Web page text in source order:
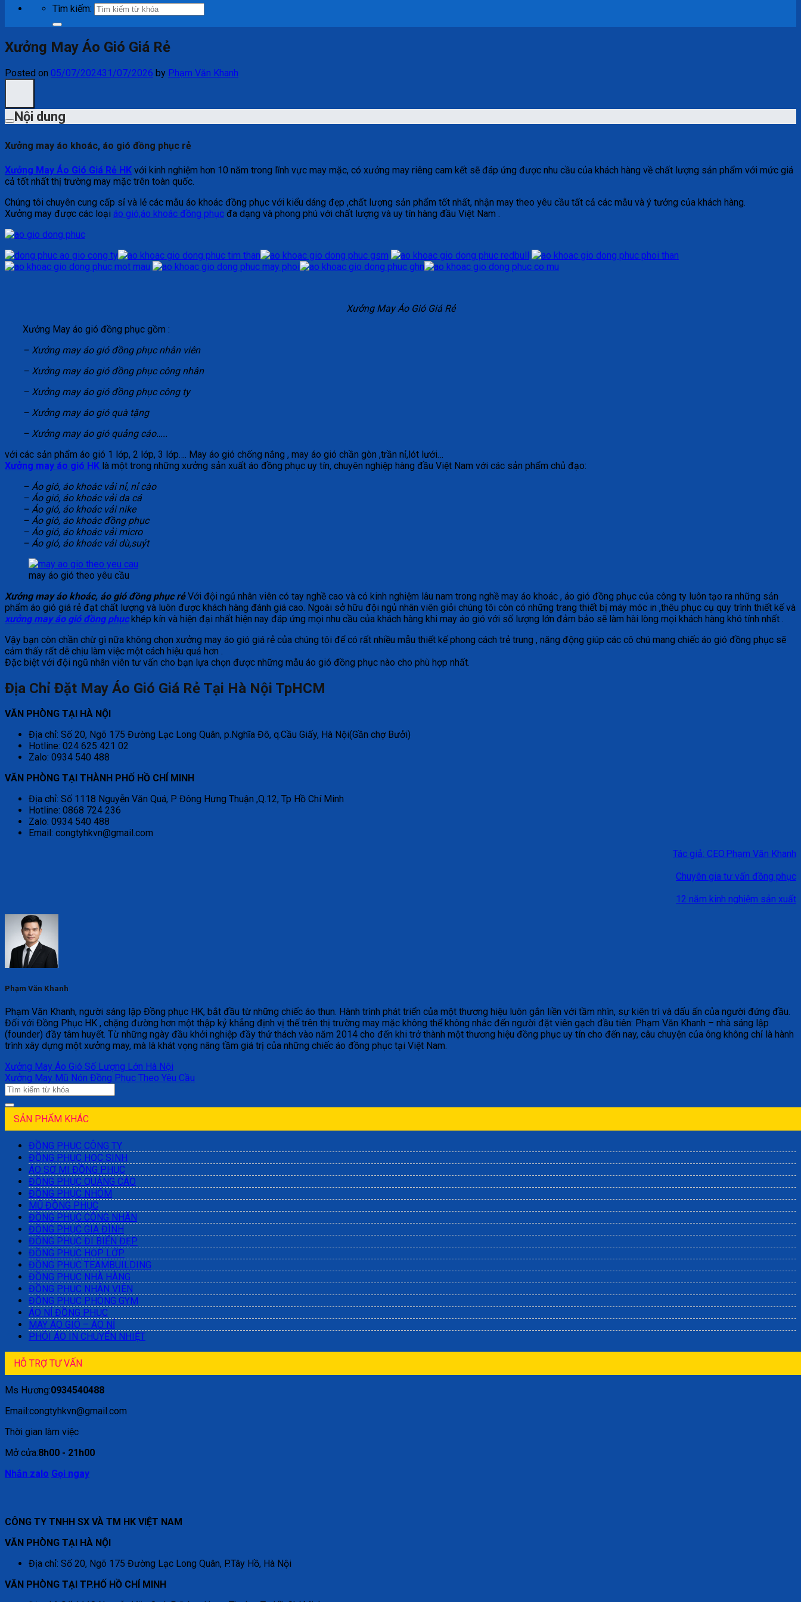
Tìm kiếm:
Xưởng May Áo Gió Giá Rẻ
Posted on 05/07/202431/07/2026 by Phạm Văn Khanh
Nội dung
Xưởng may áo khoác, áo gió đồng phục rẻ
Xưởng May Áo Gió Giá Rẻ HK với kinh nghiệm hơn 10 năm trong lĩnh vực may mặc, có xưởng may riêng cam kết sẽ đáp ứng được nhu cầu của khách hàng về chất lượng sản phẩm với mức giá
cả tốt nhất thị trường may mặc trên toàn quốc.
Chúng tôi chuyên cung cấp sỉ và lẻ các mẫu áo khoác đồng phục với kiểu dáng đẹp ,chất lượng sản phẩm tốt nhất, nhận may theo yêu cầu tất cả các mẫu và ý tưởng của khách hàng.
Xưởng may được các loại áo gió,áo khoác đồng phục đa dạng và phong phú với chất lượng và uy tín hàng đầu Việt Nam .
Xưởng May Áo Gió Giá Rẻ
Xưởng May áo gió đồng phục gồm :
– Xưởng may áo gió đồng phục nhân viên
– Xưởng may áo gió đồng phục công nhân
– Xưởng may áo gió đồng phục công ty
– Xưởng may áo gió quà tặng
– Xưởng may áo gió quảng cáo…..
với các sản phẩm áo gió 1 lớp, 2 lớp, 3 lớp…. May áo gió chống nắng , may áo gió chần gòn ,trần nỉ,lót lưới…
Xưởng may áo gió HK là một trong những xưởng sản xuất áo đồng phục uy tín, chuyên nghiệp hàng đầu Việt Nam với các sản phẩm chủ đạo:
– Áo gió, áo khoác vải nỉ, nỉ cào
– Áo gió, áo khoác vải da cá
– Áo gió, áo khoác vải nike
– Áo gió, áo khoác đồng phục
– Áo gió, áo khoác vải micro
– Áo gió, áo khoác vải dù,suýt
may áo gió theo yêu cầu
Xưởng may áo khoác, áo gió đồng phục rẻVới đội ngủ nhân viên có tay nghề cao và có kinh nghiệm lâu nam trong nghề may áo khoác , áo gió đồng phục của công ty luôn tạo ra những sản
phẩm áo gió giá rẻ đạt chất lượng và luôn được khách hàng đánh giá cao. Ngoài sở hữu đội ngủ nhân viên giỏi chúng tôi còn có những trang thiết bị máy móc in ,thêu phục cụ quy trình thiết kế và
xưởng may áo gió đồng phụckhép kín và hiện đại nhất hiện nay đáp ứng mọi nhu cầu của khách hàng khi may áo gió với số lượng lớn đảm bảo sẽ làm hài lòng mọi khách hàng khó tính nhất .
Vậy bạn còn chần chừ gì nữa không chọn xưởng may áo gió giá rẻ của chúng tôi để có rất nhiều mẫu thiết kế phong cách trẻ trung , năng động giúp các cô chú mang chiếc áo gió đồng phục sẽ
cảm thấy rất dễ chịu làm việc một cách hiệu quả hơn .
Đặc biệt với đội ngũ nhân viên tư vấn cho bạn lựa chọn được những mẫu áo gió đồng phục nào cho phù hợp nhất.
Địa Chỉ Đặt May Áo Gió Giá Rẻ Tại Hà Nội TpHCM
VĂN PHÒNG TẠI HÀ NỘI
Địa chỉ: Số 20, Ngõ 175 Đường Lạc Long Quân, p.Nghĩa Đô, q.Cầu Giấy, Hà Nội(Gần chợ Bưởi)
Hotline: 024 625 421 02
Zalo: 0934 540 488
VĂN PHÒNG TẠI THÀNH PHỐ HỒ CHÍ MINH
Địa chỉ: Số 1118 Nguyễn Văn Quá, P Đông Hưng Thuận ,Q.12, Tp Hồ Chí Minh
Hotline: 0868 724 236
Zalo: 0934 540 488
Email: congtyhkvn@gmail.com
Tác giả: CEO.Phạm Văn Khanh
Chuyên gia tư vấn đồng phục
12 năm kinh nghiệm sản xuất
Phạm Văn Khanh
Phạm Văn Khanh, người sáng lập Đồng phục HK, bắt đầu từ những chiếc áo thun. Hành trình phát triển của một thương hiệu luôn gắn liền với tầm nhìn, sự kiên trì và dấu ấn của người đứng đầu.
Đối với Đồng Phục HK , chặng đường hơn một thập kỷ khẳng định vị thế trên thị trường may mặc không thể không nhắc đến người đặt viên gạch đầu tiên: Phạm Văn Khanh – nhà sáng lập
(founder) đầy tâm huyết. Từ những ngày đầu khởi nghiệp đầy thử thách vào năm 2014 cho đến khi trở thành một thương hiệu đồng phục uy tín cho đến nay, câu chuyện của ông không chỉ là hành
trình xây dựng một xưởng may, mà là khát vọng nâng tầm giá trị của những chiếc áo đồng phục tại Việt Nam.
Xưởng May Áo Gió Số Lượng Lớn Hà Nội
Xưởng May Mũ Nón Đồng Phục Theo Yêu Cầu
SẢN PHẨM KHÁC
ĐỒNG PHỤC CÔNG TY
ĐỒNG PHỤC HỌC SINH
ÁO SƠ MI ĐỒNG PHỤC
ĐỒNG PHỤC QUẢNG CÁO
ĐỒNG PHỤC NHÓM
MŨ ĐỒNG PHỤC
ĐỒNG PHỤC CÔNG NHÂN
ĐỒNG PHỤC GIA ĐÌNH
ĐỒNG PHỤC ĐI BIỂN ĐẸP
ĐỒNG PHỤC HỌP LỚP
ĐỒNG PHỤC TEAMBUILDING
ĐỒNG PHỤC NHÀ HÀNG
ĐỒNG PHỤC NHÂN VIÊN
ĐỒNG PHỤC PHÒNG GYM
ÁO NỈ ĐỒNG PHỤC
MAY ÁO GIÓ – ÁO NỈ
PHÔI ÁO IN CHUYỂN NHIỆT
HỖ TRỢ TƯ VẤN
Ms Hương:0934540488
Email:congtyhkvn@gmail.com
Thời gian làm việc
Mở cửa:8h00 - 21h00
Nhắn zalo Gọi ngay
CÔNG TY TNHH SX VÀ TM HK VIỆT NAM
VĂN PHÒNG TẠI HÀ NỘI
Địa chỉ: Số 20, Ngõ 175 Đường Lạc Long Quân, P.Tây Hồ, Hà Nội
VĂN PHÒNG TẠI TP.HỐ HỒ CHÍ MINH